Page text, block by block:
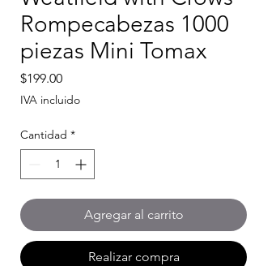
Rompecabezas 1000
piezas Mini Tomax
$199.00Precio
IVA incluido
Cantidad *
Agregar al carrito
Realizar compra